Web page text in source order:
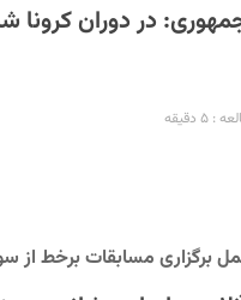
در دوران کرونا
دقیقه
برگزاری مسابقات برخط از